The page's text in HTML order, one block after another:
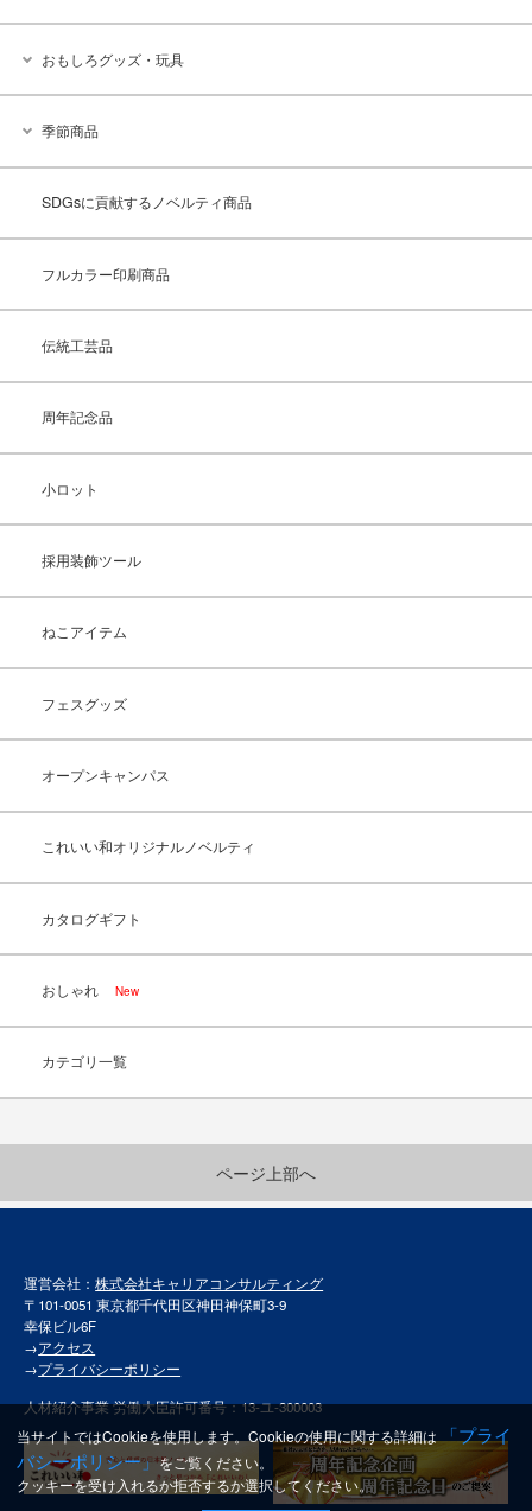
おもしろグッズ・玩具
季節商品
SDGsに貢献するノベルティ商品
フルカラー印刷商品
伝統工芸品
周年記念品
小ロット
採用装飾ツール
ねこアイテム
フェスグッズ
オープンキャンパス
これいい和オリジナルノベルティ
カタログギフト
おしゃれ New
カテゴリ一覧
ページ上部へ
運営会社：株式会社キャリアコンサルティング
〒101-0051 東京都千代田区神田神保町3-9
幸保ビル6F
→アクセス
→プライバシーポリシー
人材紹介事業 労働大臣許可番号：13-ユ-300003
当サイトではCookieを使用します。Cookieの使用に関する詳細は
「プライ
バシーポリシー」をご覧ください。
クッキーを受け入れるか拒否するか選択してください。